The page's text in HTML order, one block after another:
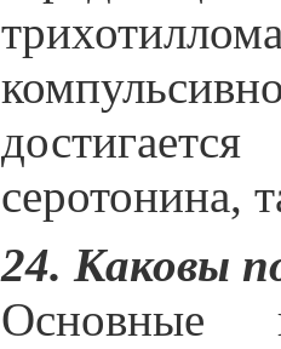
серотонина,
24. Каковы
Основные